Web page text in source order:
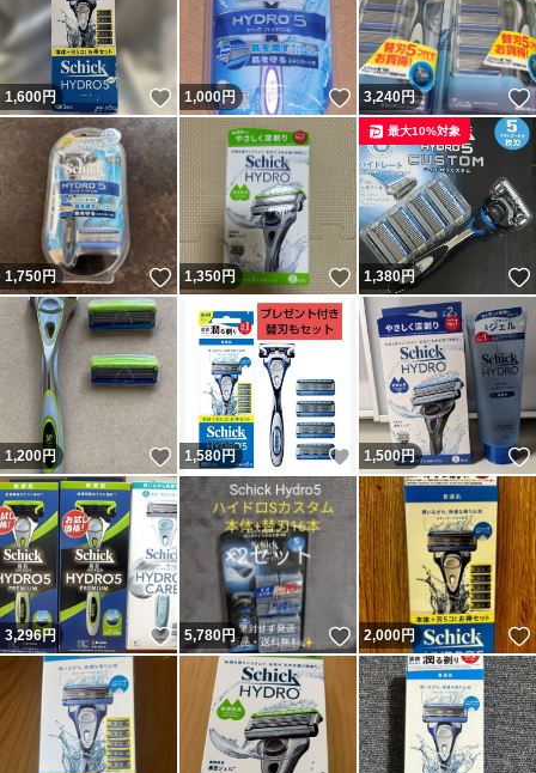
1,600円 いいね！
1,000円 いいね！
3,240円
1,750円 いいね！
1,350円 いいね！
1,380円
最大10%対象
1,200円 いいね！
1,580円 いいね！
1,500円
3,296円 いいね！
5,780円 いいね！
2,000円